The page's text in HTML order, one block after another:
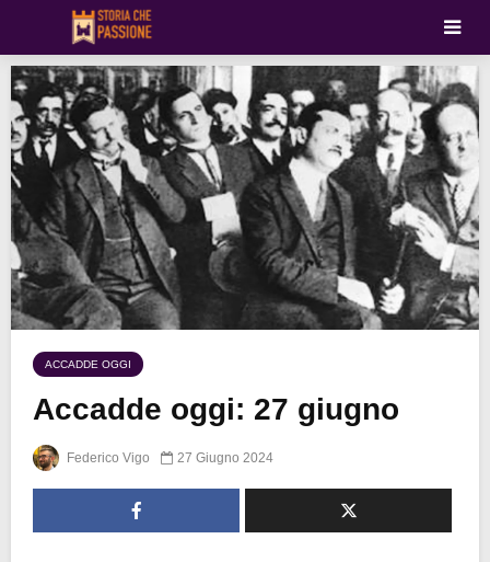
ACCADDE OGGI
Accadde oggi: 27 giugno
Federico Vigo 27 Giugno 2024